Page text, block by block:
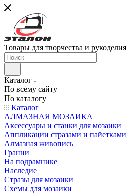
Товары для творчества и рукоделия
Каталог
По всему сайту
По каталогу
Каталог
АЛМАЗНАЯ МОЗАИКА
Аксессуары и станки для мозаики
Аппликации стразами и пайетками
Алмазная живопись
Гранни
На подрамнике
Наследие
Стразы для мозаики
Схемы для мозаики